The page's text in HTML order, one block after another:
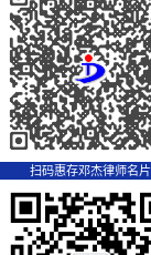
扫码惠存邓杰律师名片